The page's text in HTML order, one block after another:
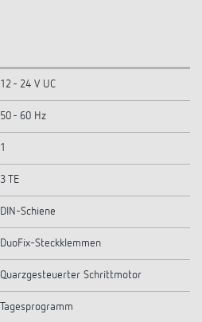
12 - 24 V UC
50 - 60 Hz
1
3 TE
DIN-Schiene
DuoFix-Steckklemmen
Quarzgesteuerter Schrittmotor
Tagesprogramm